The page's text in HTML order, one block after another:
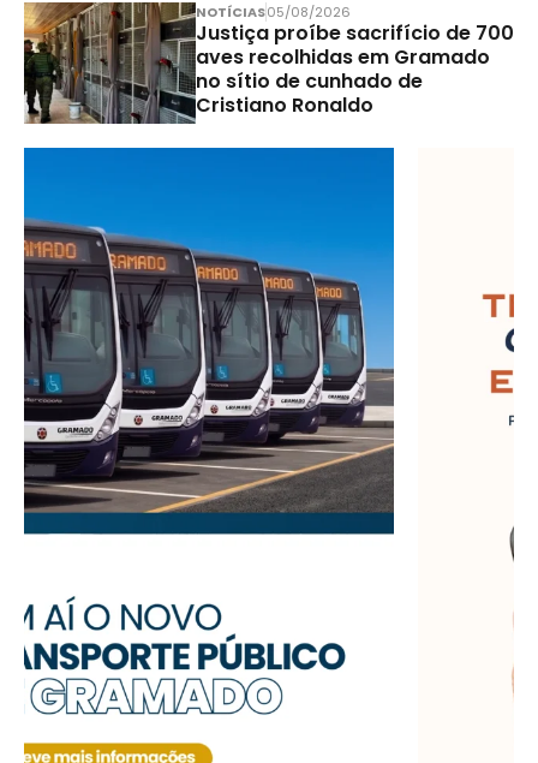
NOTÍCIAS05/08/2026
Justiça proíbe sacrifício de 700
aves recolhidas em Gramado
no sítio de cunhado de
Cristiano Ronaldo